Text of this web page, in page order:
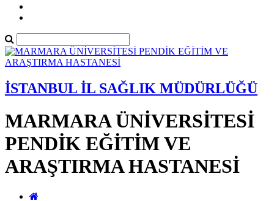
İSTANBUL İL SAĞLIK MÜDÜRLÜĞÜ
MARMARA ÜNİVERSİTESİ
PENDİK EĞİTİM VE
ARAŞTIRMA HASTANESİ